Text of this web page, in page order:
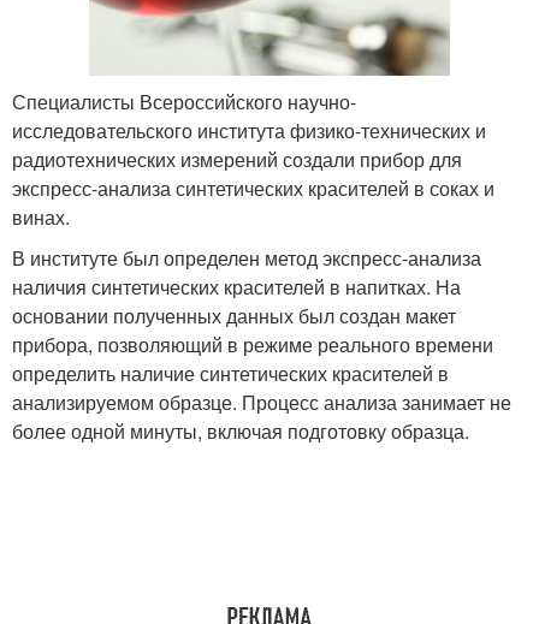
Специалисты Всероссийского научно-
исследовательского института физико-технических и
радиотехнических измерений создали прибор для
экспресс-анализа синтетических красителей в соках и
винах.
В институте был определен метод экспресс-анализа
наличия синтетических красителей в напитках. На
основании полученных данных был создан макет
прибора, позволяющий в режиме реального времени
определить наличие синтетических красителей в
анализируемом образце. Процесс анализа занимает не
более одной минуты, включая подготовку образца.